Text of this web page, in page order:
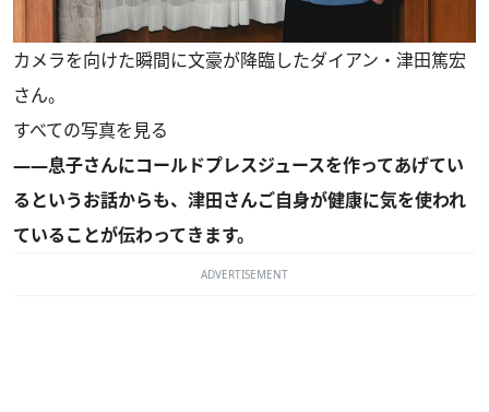
カメラを向けた瞬間に文豪が降臨したダイアン・津田篤宏
さん。
すべての写真を見る
――息子さんにコールドプレスジュースを作ってあげてい
るというお話からも、津田さんご自身が健康に気を使われ
ていることが伝わってきます。
ADVERTISEMENT